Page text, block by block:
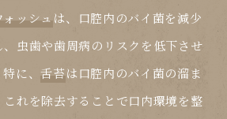
ッシュ は、口腔内のバイ菌を減少
虫歯や歯周病のリスクを低下させ
特に、舌苔は口腔内のバイ菌の溜ま
これを除去することで口内環境を整